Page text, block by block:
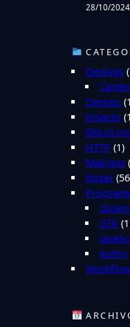
28/10/2024
Devlogs
Devops
Enlaces
GNU/
HTTP (1)
Makigas
Notas
GTK
Kotlin